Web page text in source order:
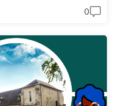
0